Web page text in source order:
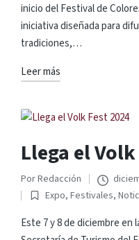
inicio del Festival de
iniciativa diseñada para
tradiciones,…
Leer más
Llega el
Publicado
por
PorRedacción
Publicado
en
Expo, Festivales,
Este 7 y 8 de diciembre en